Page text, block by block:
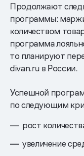
Продолжают
программы:
количеством
программа
то планируют
divan.ru в России.
Успешной
по следующим
рост
увеличение